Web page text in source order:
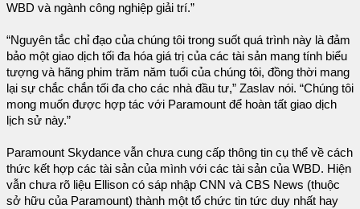
WBD và ngành công nghiệp giải trí.”
“Nguyên tắc chỉ đạo của chúng tôi trong suốt quá trình này là đảm
bảo một giao dịch tối đa hóa giá trị của các tài sản mang tính biểu
tượng và hãng phim trăm năm tuổi của chúng tôi, đồng thời mang
lại sự chắc chắn tối đa cho các nhà đầu tư,” Zaslav nói. “Chúng tôi
mong muốn được hợp tác với Paramount để hoàn tất giao dịch
lịch sử này.”
Paramount Skydance vẫn chưa cung cấp thông tin cụ thể về cách
thức kết hợp các tài sản của mình với các tài sản của WBD. Hiện
vẫn chưa rõ liệu Ellison có sáp nhập CNN và CBS News (thuộc
sở hữu của Paramount) thành một tổ chức tin tức duy nhất hay